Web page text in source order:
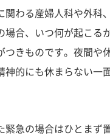
関わる産婦人科や外科
場合、いつ何が起こる
つきものです。夜間や
神的にも休まらない一
緊急の場合はひとまず